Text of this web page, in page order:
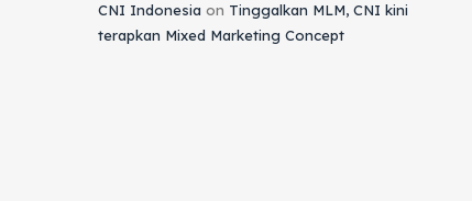
CNI Indonesia on Tinggalkan MLM, CNI kini
terapkan Mixed Marketing Concept